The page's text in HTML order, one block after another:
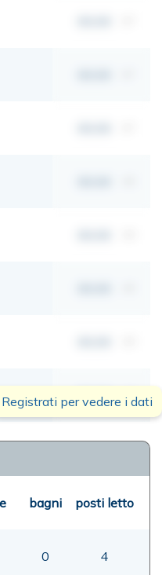
00,00 mt
Registrati per vedere i dati
bagni posti letto
0 4